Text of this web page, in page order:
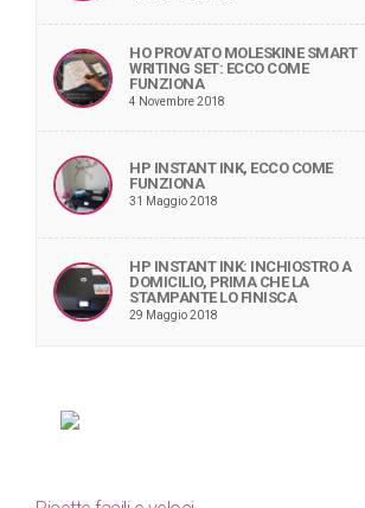
HO PROVATO MOLESKINE SMART
WRITING SET: ECCO COME
FUNZIONA
4 Novembre 2018
HP INSTANT INK, ECCO COME
FUNZIONA
31 Maggio 2018
HP INSTANT INK: INCHIOSTRO A
DOMICILIO, PRIMA CHE LA
STAMPANTE LO FINISCA
29 Maggio 2018